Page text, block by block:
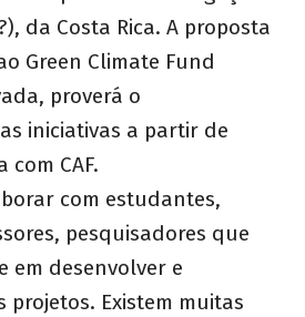
da Costa Rica. A proposta
Green Climate Fund
proverá o
iniciativas a partir de
com CAF.
com estudantes,
pesquisadores que
em desenvolver e
projetos. Existem muitas